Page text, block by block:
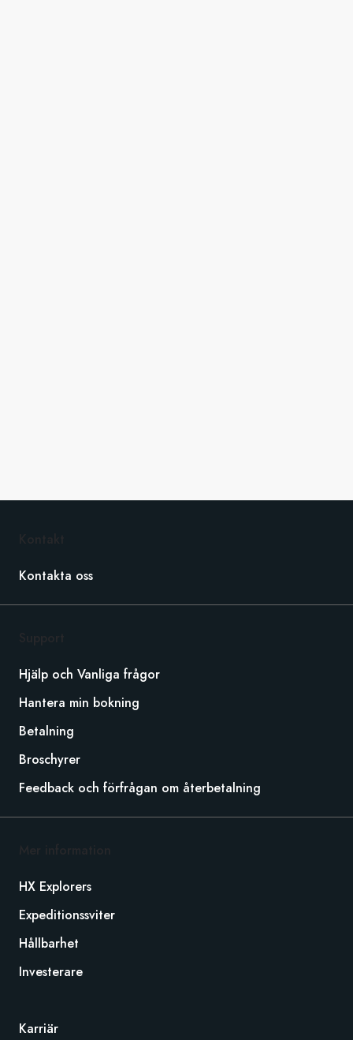
Kontakta oss
Hjälp och Vanliga frågor
Hantera min bokning
Betalning
Broschyrer
Feedback och förfrågan om återbetalning
HX Explorers
Expeditionssviter
Hållbarhet
Investerare
Karriär